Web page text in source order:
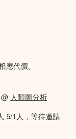
代價。
人類圖分析
5/1人，等待邀請